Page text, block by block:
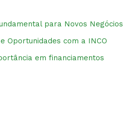
para Novos Negócios
Oportunidades com a INCO
em financiamentos